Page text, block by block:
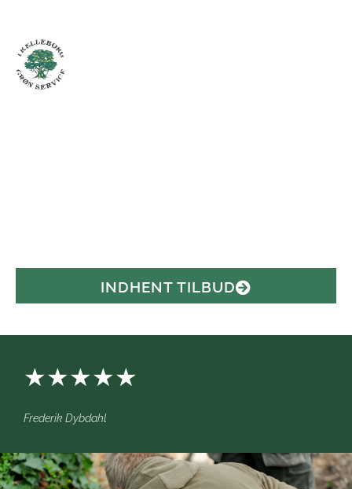
INDHENT TILBUD
★★★★★
Frederik Dybdahl